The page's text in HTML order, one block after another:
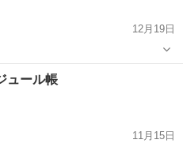
12月19日
ュール帳
11月15日